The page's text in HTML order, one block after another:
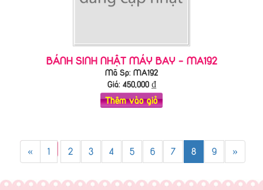
BÁNH SINH NHẬT MÁY BAY - MA192
Mã Sp: MA192
Giá: 450,000₫
Thêm vào giỏ
« 1 2 3 4 5 6 7 8 9 »